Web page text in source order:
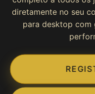
diretamente no seu
para desktop com